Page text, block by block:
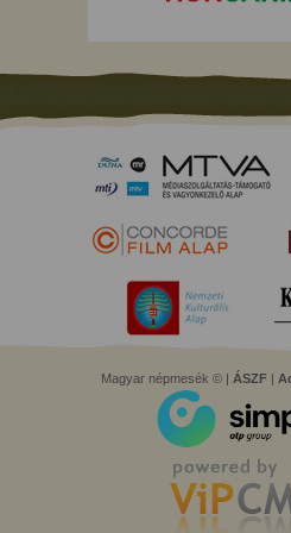
Magyar népmesék © | ÁSZF |